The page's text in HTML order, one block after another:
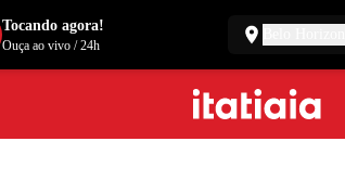
Tocando agora!
Ouça ao vivo/24h